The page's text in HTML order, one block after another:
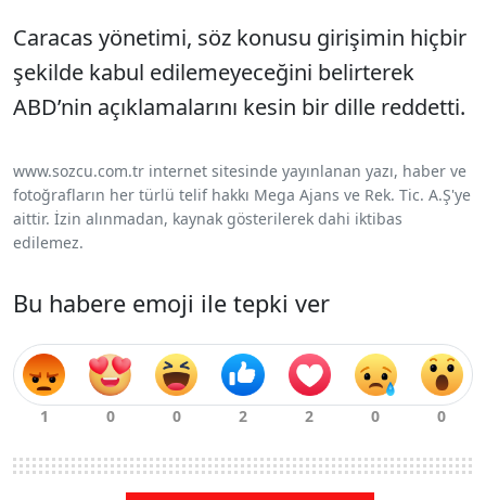
Caracas yönetimi, söz konusu girişimin hiçbir
şekilde kabul edilemeyeceğini belirterek
ABD’nin açıklamalarını kesin bir dille reddetti.
www.sozcu.com.tr internet sitesinde yayınlanan yazı, haber ve
fotoğrafların her türlü telif hakkı Mega Ajans ve Rek. Tic. A.Ş'ye
aittir. İzin alınmadan, kaynak gösterilerek dahi iktibas
edilemez.
Bu habere emoji ile tepki ver